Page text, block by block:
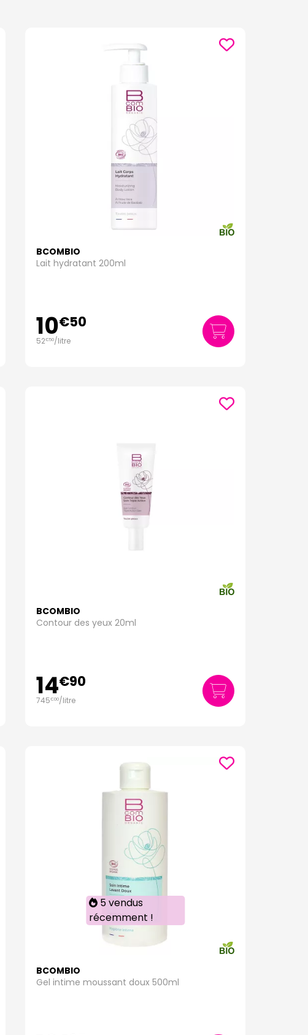
BCOMBIO
Lait hydratant 200ml
10€50
52€50/litre
BCOMBIO
Contour des yeux 20ml
14€90
745€00/litre
5 vendus
récemment !
BCOMBIO
Gel intime moussant doux 500ml